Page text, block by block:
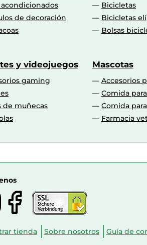
de decoración
Bicicletas
Bicicletas
Bolsas
y videojuegos
gaming
de muñecas
Mascotas
Accesorios
Comida
Comida
Farmacia
tienda Sobre nosotros Guía de